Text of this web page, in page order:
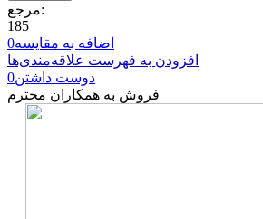
مرجع:
185
اضافه به مقایسه0
افزودن به فهرست علاقه‌مندی‌ها
دوست داشتن0
فروش به همکاران محترم